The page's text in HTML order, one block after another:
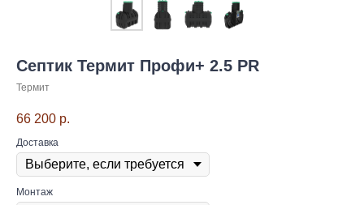
Септик Термит Профи+ 2.5 PR
Термит
66 200 р.
Доставка
Монтаж